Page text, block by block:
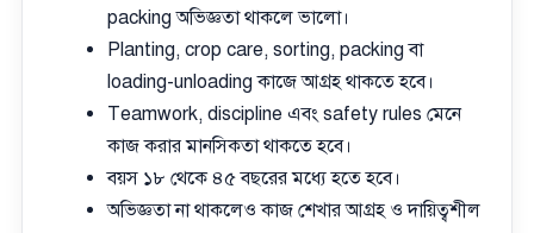
packing অভিজ্ঞতা থাকলে ভালো।
Planting, crop care, sorting, packing বা
loading-unloading কাজে আগ্রহ থাকতে হবে।
Teamwork, discipline এবং safety rules মেনে
কাজ করার মানসিকতা থাকতে হবে।
বয়স ১৮ থেকে ৪৫ বছরের মধ্যে হতে হবে।
অভিজ্ঞতা না থাকলেও কাজ শেখার আগ্রহ ও দায়িত্বশীল